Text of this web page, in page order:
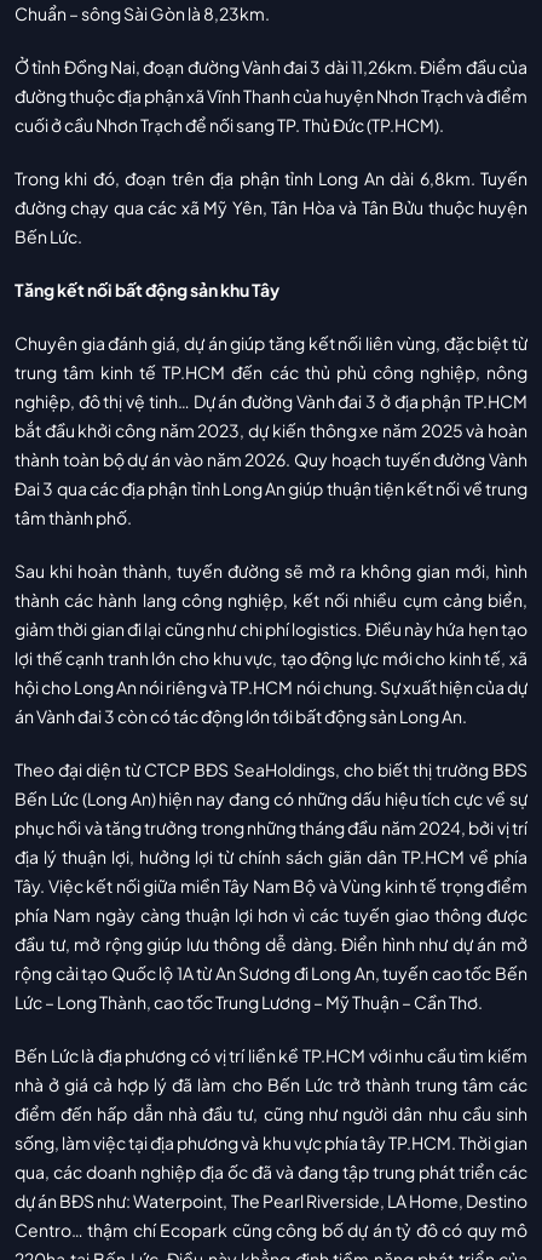
Chuẩn – sông Sài Gòn là 8,23km.
Ở tỉnh Đồng Nai, đoạn đường Vành đai 3 dài 11,26km. Điểm đầu của
đường thuộc địa phận xã Vĩnh Thanh của huyện Nhơn Trạch và điểm
cuối ở cầu Nhơn Trạch để nối sang TP. Thủ Đức (TP.HCM).
Trong khi đó, đoạn trên địa phận tỉnh Long An dài 6,8km. Tuyến
đường chạy qua các xã Mỹ Yên, Tân Hòa và Tân Bửu thuộc huyện
Bến Lức.
Tăng kết nối bất động sản khu Tây
Chuyên gia đánh giá, dự án giúp tăng kết nối liên vùng, đặc biệt từ
trung tâm kinh tế TP.HCM đến các thủ phủ công nghiệp, nông
nghiệp, đô thị vệ tinh… Dự án đường Vành đai 3 ở địa phận TP.HCM
bắt đầu khởi công năm 2023, dự kiến thông xe năm 2025 và hoàn
thành toàn bộ dự án vào năm 2026. Quy hoạch tuyến đường Vành
Đai 3 qua các địa phận tỉnh Long An giúp thuận tiện kết nối về trung
tâm thành phố.
Sau khi hoàn thành, tuyến đường sẽ mở ra không gian mới, hình
thành các hành lang công nghiệp, kết nối nhiều cụm cảng biển,
giảm thời gian đi lại cũng như chi phí logistics. Điều này hứa hẹn tạo
lợi thế cạnh tranh lớn cho khu vực, tạo động lực mới cho kinh tế, xã
hội cho Long An nói riêng và TP.HCM nói chung. Sự xuất hiện của dự
án Vành đai 3 còn có tác động lớn tới bất động sản Long An.
Theo đại diện từ CTCP BĐS SeaHoldings, cho biết thị trường BĐS
Bến Lức (Long An) hiện nay đang có những dấu hiệu tích cực về sự
phục hồi và tăng trưởng trong những tháng đầu năm 2024, bởi vị trí
địa lý thuận lợi, hưởng lợi từ chính sách giãn dân TP.HCM về phía
Tây. Việc kết nối giữa miền Tây Nam Bộ và Vùng kinh tế trọng điểm
phía Nam ngày càng thuận lợi hơn vì các tuyến giao thông được
đầu tư, mở rộng giúp lưu thông dễ dàng. Điển hình như dự án mở
rộng cải tạo Quốc lộ 1A từ An Sương đi Long An, tuyến cao tốc Bến
Lức – Long Thành, cao tốc Trung Lương – Mỹ Thuận – Cần Thơ.
Bến Lức là địa phương có vị trí liền kề TP.HCM với nhu cầu tìm kiếm
nhà ở giá cả hợp lý đã làm cho Bến Lức trở thành trung tâm các
điểm đến hấp dẫn nhà đầu tư, cũng như người dân nhu cầu sinh
sống, làm việc tại địa phương và khu vực phía tây TP.HCM. Thời gian
qua, các doanh nghiệp địa ốc đã và đang tập trung phát triển các
dự án BĐS như: Waterpoint, The Pearl Riverside, LA Home, Destino
Centro… thậm chí Ecopark cũng công bố dự án tỷ đô có quy mô